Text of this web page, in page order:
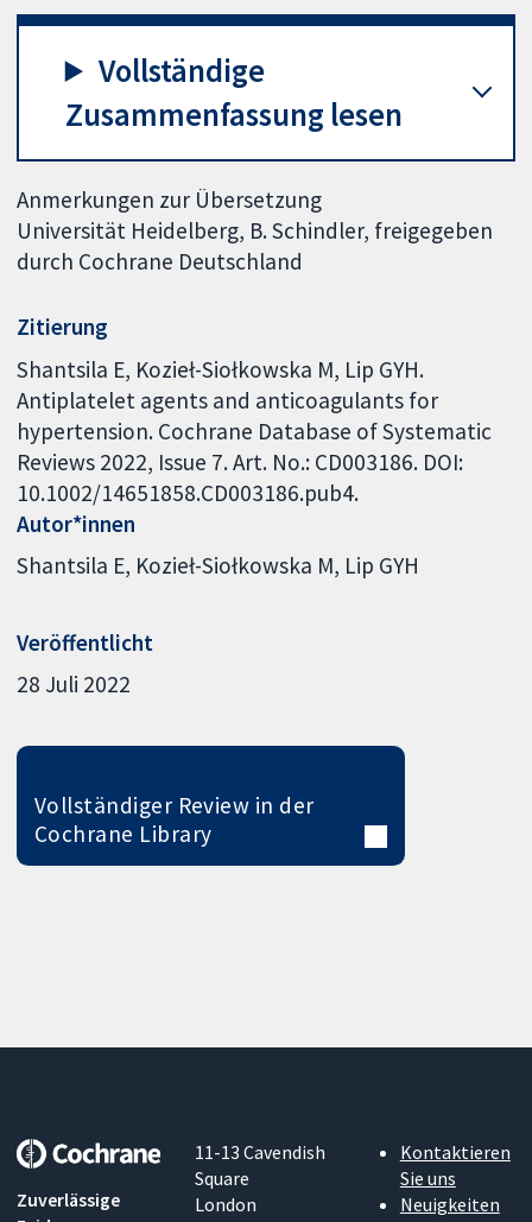
Vollständige
Zusammenfassung lesen
Anmerkungen zur Übersetzung
Universität Heidelberg, B. Schindler, freigegeben
durch Cochrane Deutschland
Zitierung
Shantsila E, Kozieł-Siołkowska M, Lip GYH.
Antiplatelet agents and anticoagulants for
hypertension. Cochrane Database of Systematic
Reviews 2022, Issue 7. Art. No.: CD003186. DOI:
10.1002/14651858.CD003186.pub4.
Autor*innen
Shantsila E Kozieł-Siołkowska M Lip GYH
Veröffentlicht
28 Juli 2022
Vollständiger Review in der
Cochrane Library
Zuverlässige
11-13 Cavendish
Square
London
Kontaktieren
Sie uns
Neuigkeiten